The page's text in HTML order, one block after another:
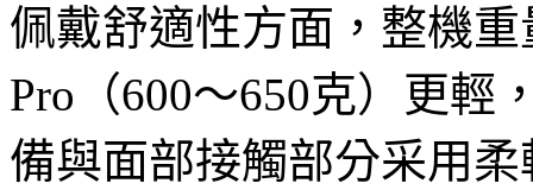
佩戴舒適性方面，整機
Pro（600～650克）更輕
備與面部接觸部分采用